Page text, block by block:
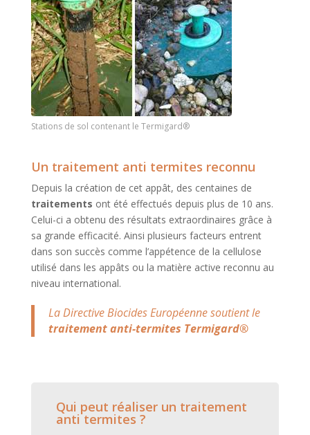
Stations de sol contenant le Termigard®
Un traitement anti termites reconnu
Depuis la création de cet appât, des centaines de
traitements ont été effectués depuis plus de 10 ans.
Celui-ci a obtenu des résultats extraordinaires grâce à
sa grande efficacité. Ainsi plusieurs facteurs entrent
dans son succès comme l’appétence de la cellulose
utilisé dans les appâts ou la matière active reconnu au
niveau international.
La Directive Biocides Européenne soutient le
traitement anti-termites Termigard®
Qui peut réaliser un traitement
anti termites ?